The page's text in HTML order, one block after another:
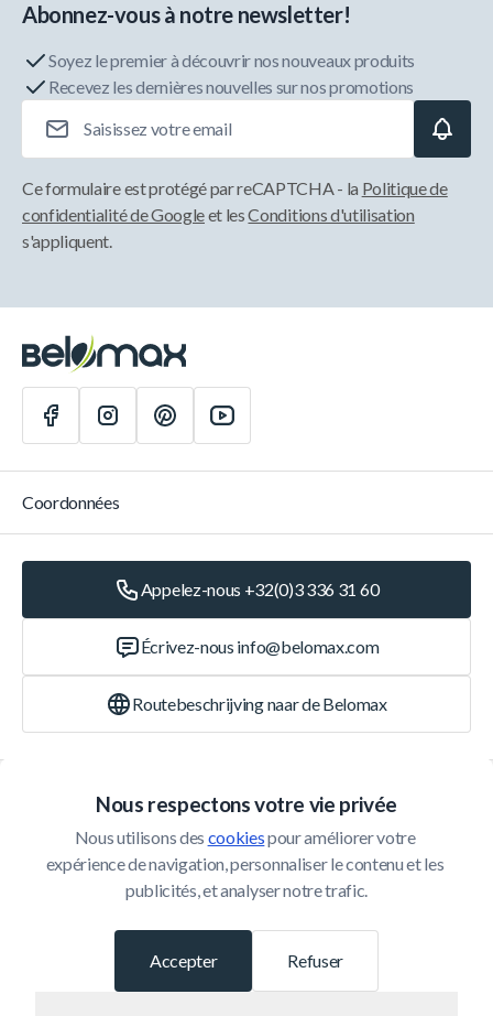
Nous respectons votre vie privée
Nous utilisons des cookies pour améliorer votre
expérience de navigation, personnaliser le contenu et les
publicités, et analyser notre trafic.
Refuser
Accepter
Abonnez-vous à notre newsletter!
Soyez le premier à découvrir nos nouveaux produits
Recevez les dernières nouvelles sur nos promotions
Ce formulaire est protégé par reCAPTCHA - la Politique de
confidentialité de Googleet lesConditions d'utilisation
s'appliquent.
Service Client
Coordonnées
Appelez-nous +32(0)3 336 31 60
Écrivez-nous info@belomax.com
Routebeschrijving naar de Belomax